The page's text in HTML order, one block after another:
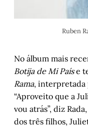
Ruben
No álbum mais
Botija de Mi Paíse
Rama, interpretada
“Aproveito que a
vou atrás”, diz
dos três filhos,